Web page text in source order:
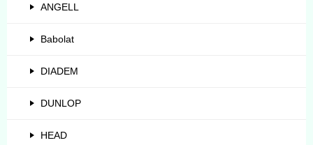
ANGELL
Babolat
DIADEM
DUNLOP
HEAD